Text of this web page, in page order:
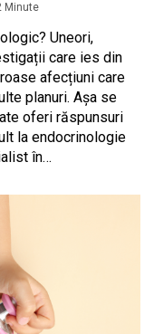
Minute
Uneori,
care ies din
afecțiuni care
planuri. Așa se
oferi răspunsuri
la endocrinologie
în…